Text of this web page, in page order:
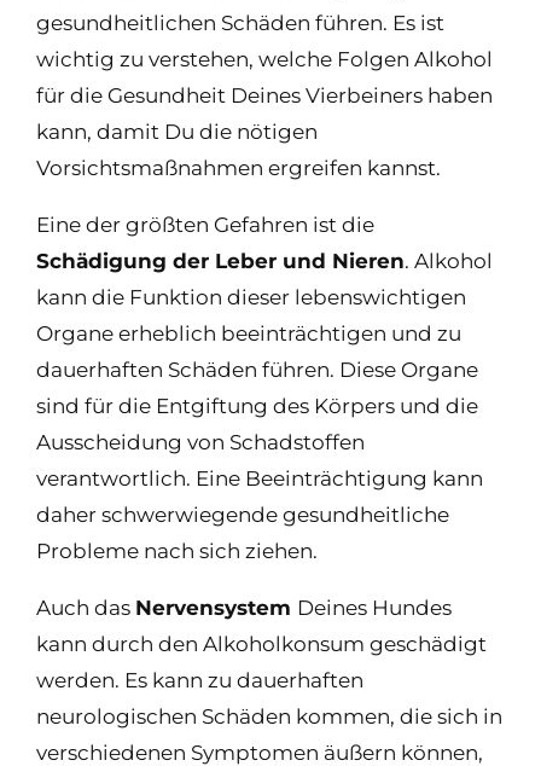
gesundheitlichen Schäden führen. Es ist
wichtig zu verstehen, welche Folgen Alkohol
für die Gesundheit Deines Vierbeiners haben
kann, damit Du die nötigen
Vorsichtsmaßnahmen ergreifen kannst.
Eine der größten Gefahren ist die
Schädigung der Leber und Nieren. Alkohol
kann die Funktion dieser lebenswichtigen
Organe erheblich beeinträchtigen und zu
dauerhaften Schäden führen. Diese Organe
sind für die Entgiftung des Körpers und die
Ausscheidung von Schadstoffen
verantwortlich. Eine Beeinträchtigung kann
daher schwerwiegende gesundheitliche
Probleme nach sich ziehen.
Auch das Nervensystem Deines Hundes
kann durch den Alkoholkonsum geschädigt
werden. Es kann zu dauerhaften
neurologischen Schäden kommen, die sich in
verschiedenen Symptomen äußern können,